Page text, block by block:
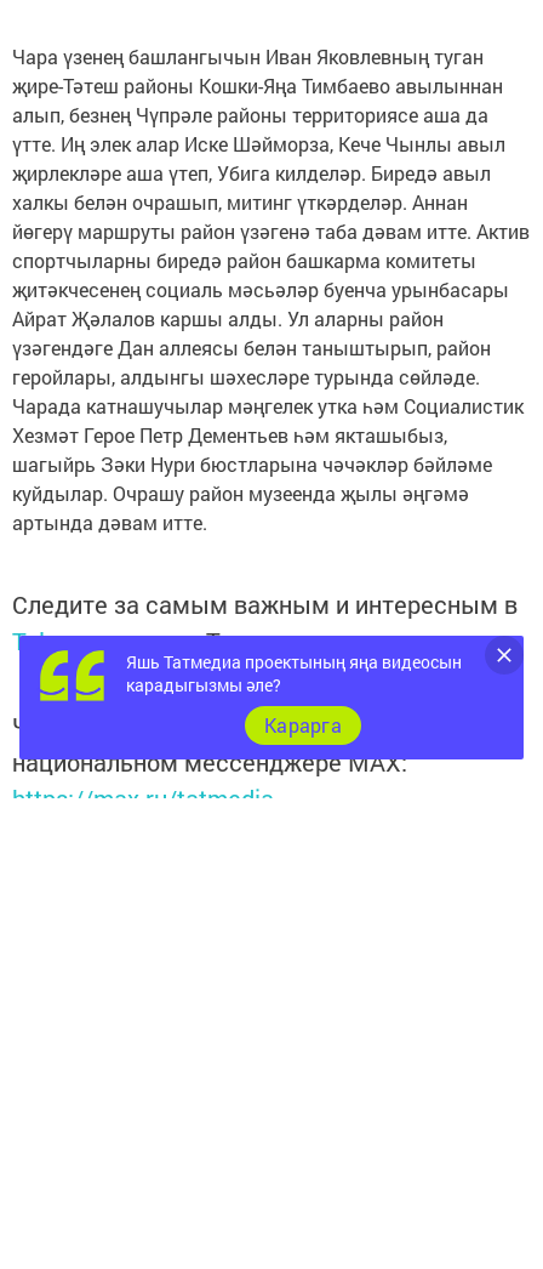
Чара үзенең башлангычын Иван Яковлевның туган
җире-Тәтеш районы Кошки-Яңа Тимбаево авылыннан
алып, безнең Чүпрәле районы территориясе аша да
үтте. Иң элек алар Иске Шәйморза, Кече Чынлы авыл
җирлекләре аша үтеп, Убига килделәр. Биредә авыл
халкы белән очрашып, митинг үткәрделәр. Аннан
йөгерү маршруты район үзәгенә таба дәвам итте. Актив
спортчыларны биредә район башкарма комитеты
җитәкчесенең социаль мәсьәләр буенча урынбасары
Айрат Җәлалов каршы алды. Ул аларны район
үзәгендәге Дан аллеясы белән таныштырып, район
геройлары, алдынгы шәхесләре турында сөйләде.
Чарада катнашучылар мәңгелек утка һәм Социалистик
Хезмәт Герое Петр Дементьев һәм якташыбыз,
шагыйрь Зәки Нури бюстларына чәчәкләр бәйләме
куйдылар. Очрашу район музеенда җылы әңгәмә
артында дәвам итте.
Следите за самым важным и интересным в
Telegram-каналеТатмедиа
Читайте новости Татарстана в
национальном мессенджере MАХ:
https://max.ru/tatmedia
Яшь Татмедиа проектының яңа видеосын
карадыгызмы әле?
Карарга